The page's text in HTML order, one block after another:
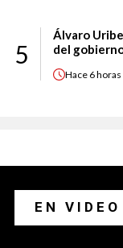
5
Álvaro
del
Hace 6 horas
EN VIDEO